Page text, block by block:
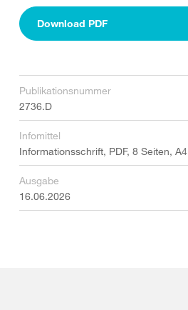
Download PDF
Publikationsnummer
2736.D
Infomittel
Informationsschrift, PDF, 8 Seiten, A4
Ausgabe
16.06.2026